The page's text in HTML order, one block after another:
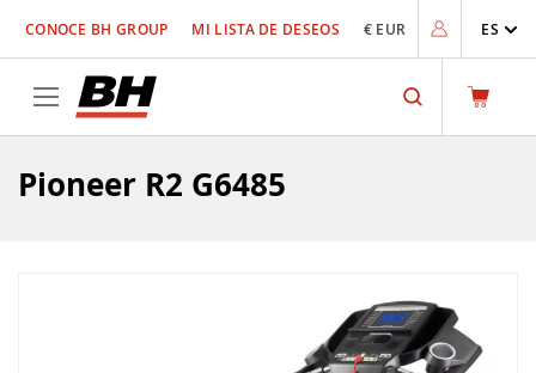
al
contenido
CONOCE BH GROUP MI LISTA DE DESEOS € EUR ES
Search
Pioneer R2 G6485